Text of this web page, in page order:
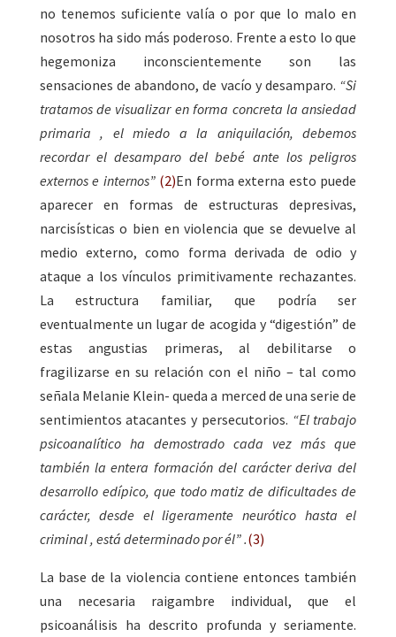
no tenemos suficiente valía o por que lo malo en
nosotros ha sido más poderoso. Frente a esto lo que
hegemoniza inconscientemente son las
sensaciones de abandono, de vacío y desamparo. “Si
tratamos de visualizar en forma concreta la ansiedad
primaria , el miedo a la aniquilación, debemos
recordar el desamparo del bebé ante los peligros
externos e internos” (2)En forma externa esto puede
aparecer en formas de estructuras depresivas,
narcisísticas o bien en violencia que se devuelve al
medio externo, como forma derivada de odio y
ataque a los vínculos primitivamente rechazantes.
La estructura familiar, que podría ser
eventualmente un lugar de acogida y “digestión” de
estas angustias primeras, al debilitarse o
fragilizarse en su relación con el niño – tal como
señala Melanie Klein- queda a merced de una serie de
sentimientos atacantes y persecutorios. “El trabajo
psicoanalítico ha demostrado cada vez más que
también la entera formación del carácter deriva del
desarrollo edípico, que todo matiz de dificultades de
carácter, desde el ligeramente neurótico hasta el
criminal , está determinado por él” .(3)
La base de la violencia contiene entonces también
una necesaria raigambre individual, que el
psicoanálisis ha descrito profunda y seriamente.